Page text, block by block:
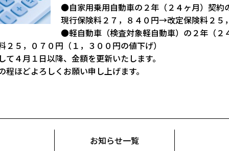
●自家用乗用自動車の２年（２４ヶ月）契約
現行保険料２７，８４０円→改定保険料２５
●軽自動車（検査対象軽自動車）の２年（２
５，０７０円（１，３００円の値下げ）
４月１日以降、金額を更新いたします。
ほどよろしくお願い申し上げます。
お知らせ一覧